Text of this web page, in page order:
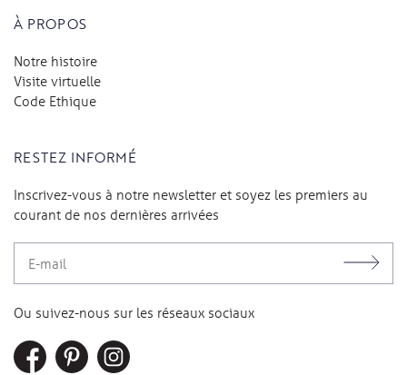
À PROPOS
Notre histoire
Visite virtuelle
Code Ethique
RESTEZ INFORMÉ
Inscrivez-vous à notre newsletter et soyez les premiers au
courant de nos dernières arrivées
Ou suivez-nous sur les réseaux sociaux